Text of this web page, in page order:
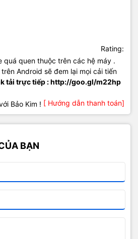
Rating:
quá quen thuộc trên các hệ máy .
Android sẽ đem lại mọi cải tiến
tải trực tiếp : http://goo.gl/m22hp
[ Hướng dẫn thanh toán]
BẠN